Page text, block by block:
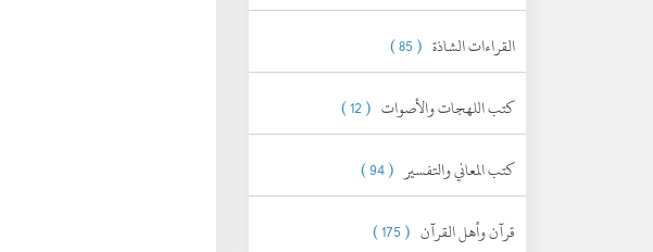
القراءات الشاذة ( 85 )
كتب اللهجات والأصوات ( 12 )
كتب المعاني والتفسير ( 94 )
قرآن وأهل القرآن ( 175 )